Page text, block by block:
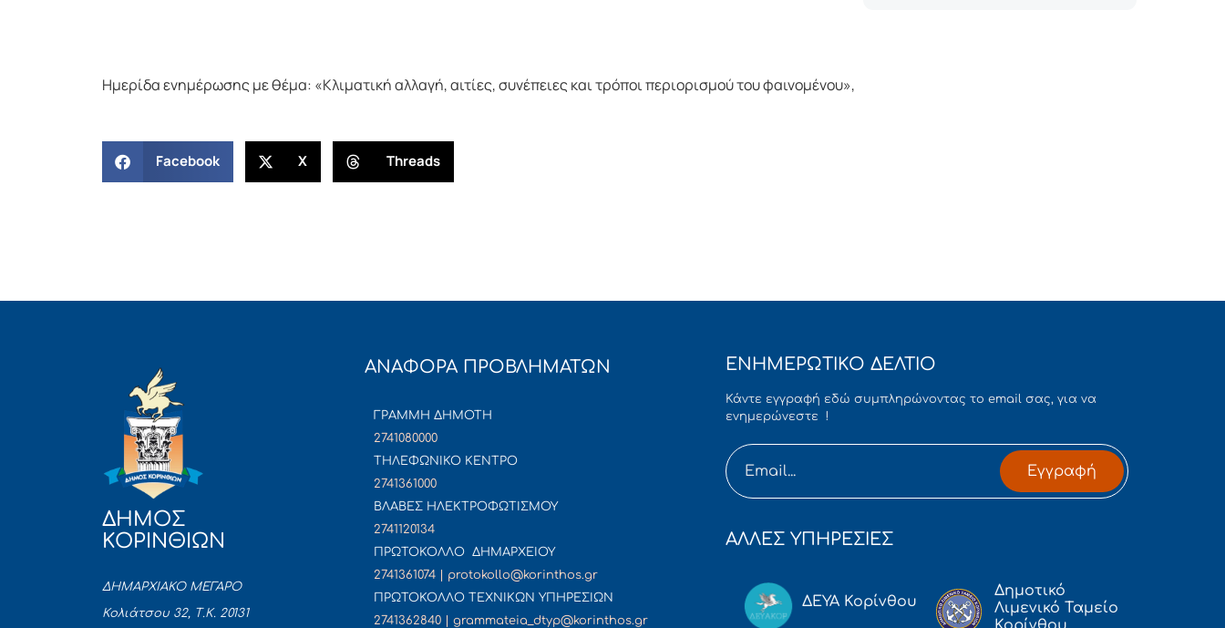
Ημερίδα ενημέρωσης με θέμα: «Κλιματική αλλαγή, αιτίες, συνέπειες και τρόποι περιορισμού του φαινομένου»,
Facebook X Threads
ΔΗΜΟΣ
ΚΟΡΙΝΘΙΩΝ
ΔΗΜΑΡΧΙΑΚΟ ΜΕΓΑΡΟ
Κολιάτσου 32, Τ.Κ. 20131
ΑΝΑΦΟΡΑ ΠΡΟΒΛΗΜΑΤΩΝ
ΓΡΑΜΜΗ ΔΗΜΟΤΗ
2741080000
ΤΗΛΕΦΩΝΙΚΟ ΚΕΝΤΡΟ
2741361000
ΒΛΑΒΕΣ ΗΛΕΚΤΡΟΦΩΤΙΣΜΟΥ
2741120134
ΠΡΩΤΟΚΟΛΛΟ ΔΗΜΑΡΧΕΙΟΥ
2741361074 | protokollo@korinthos.gr
ΠΡΩΤΟΚΟΛΛΟ ΤΕΧΝΙΚΩΝ ΥΠΗΡΕΣΙΩΝ
2741362840 | grammateia_dtyp@korinthos.gr
ΕΝΗΜΕΡΩΤΙΚΟ ΔΕΛΤΙΟ
Κάντε εγγραφή εδώ συμπληρώνοντας το email σας, για να
ενημερώνεστε !
Εγγραφή
ΑΛΛΕΣ ΥΠΗΡΕΣΙΕΣ
ΔΕΥΑ Κορίνθου
Δημοτικό
Λιμενικό Ταμείο